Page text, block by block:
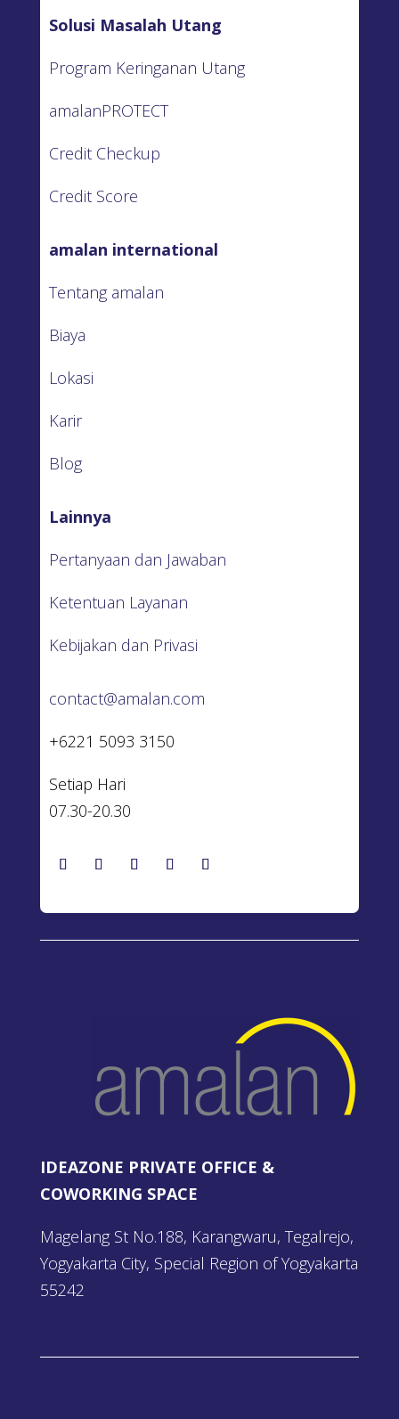
Solusi Masalah Utang
Program Keringanan Utang
amalanPROTECT
Credit Checkup
Credit Score
amalan international
Tentang amalan
Biaya
Lokasi
Karir
Blog
Lainnya
Pertanyaan dan Jawaban
Ketentuan Layanan
Kebijakan dan Privasi
contact@amalan.com
+6221 5093 3150
Setiap Hari
07.30-20.30
IDEAZONE PRIVATE OFFICE &
COWORKING SPACE
Magelang St No.188, Karangwaru, Tegalrejo,
Yogyakarta City, Special Region of Yogyakarta
55242